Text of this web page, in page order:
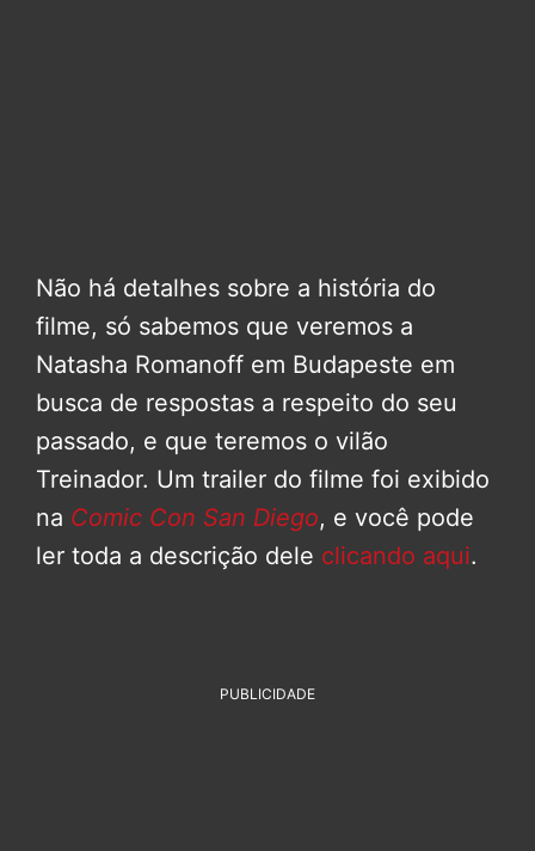
Não há detalhes sobre a história do
filme, só sabemos que veremos a
Natasha Romanoff em Budapeste em
busca de respostas a respeito do seu
passado, e que teremos o vilão
Treinador. Um trailer do filme foi exibido
na Comic Con San Diego, e você pode
ler toda a descrição dele clicando aqui.
PUBLICIDADE